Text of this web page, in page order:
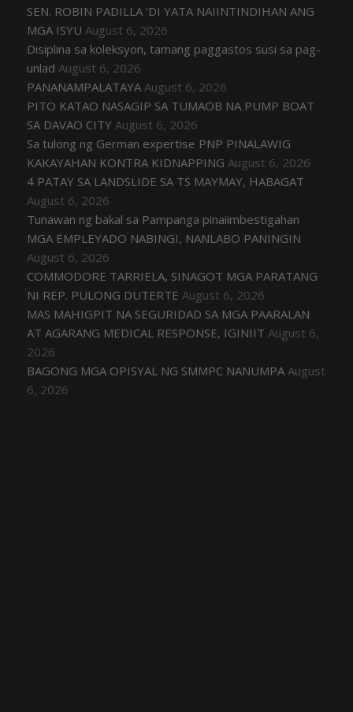
SEN. ROBIN PADILLA ‘DI YATA NAIINTINDIHAN ANG
MGA ISYU August 6, 2026
Disiplina sa koleksyon, tamang paggastos susi sa pag-
unlad August 6, 2026
PANANAMPALATAYA August 6, 2026
PITO KATAO NASAGIP SA TUMAOB NA PUMP BOAT
SA DAVAO CITY August 6, 2026
Sa tulong ng German expertise PNP PINALAWIG
KAKAYAHAN KONTRA KIDNAPPING August 6, 2026
4 PATAY SA LANDSLIDE SA TS MAYMAY, HABAGAT
August 6, 2026
Tunawan ng bakal sa Pampanga pinaiimbestigahan
MGA EMPLEYADO NABINGI, NANLABO PANINGIN
August 6, 2026
COMMODORE TARRIELA, SINAGOT MGA PARATANG
NI REP. PULONG DUTERTE August 6, 2026
MAS MAHIGPIT NA SEGURIDAD SA MGA PAARALAN
AT AGARANG MEDICAL RESPONSE, IGINIIT August 6,
2026
BAGONG MGA OPISYAL NG SMMPC NANUMPA August
6, 2026